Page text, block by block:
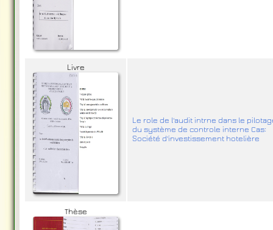
Livre
Le role de l'audit intrne dans le
du système de controle interne Cas:
Société d'investissement hotelière
Thèse